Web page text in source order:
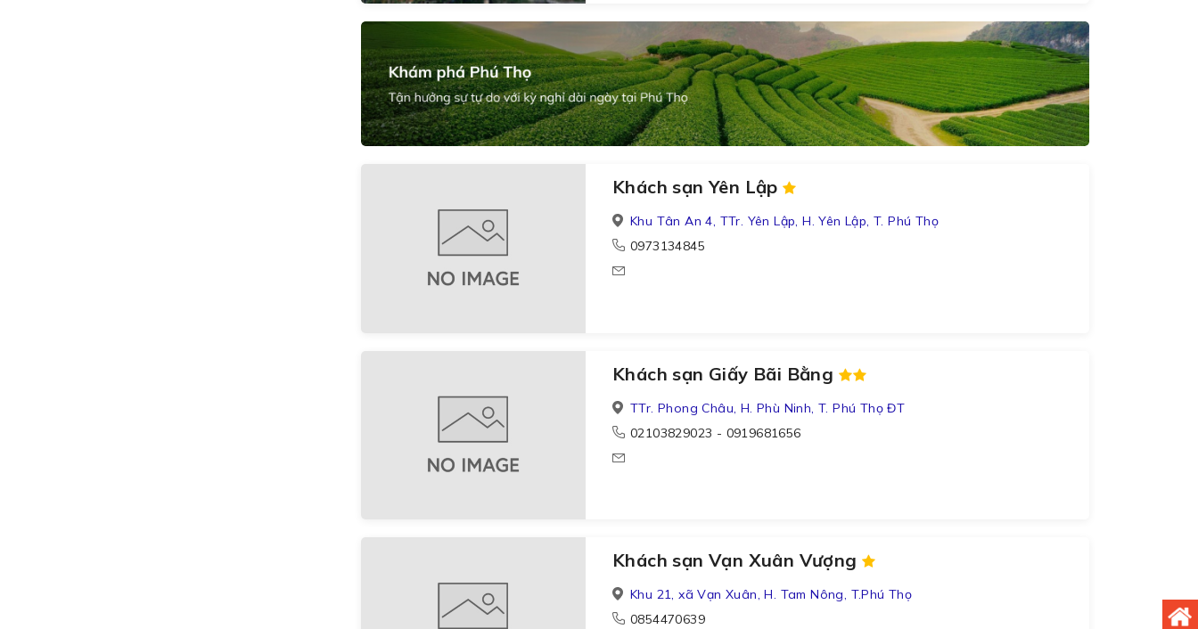
Khách sạn Yên Lập
Khu Tân An 4, TTr. Yên Lập, H. Yên Lập, T. Phú Thọ
0973134845
Khách sạn Giấy Bãi Bằng
TTr. Phong Châu, H. Phù Ninh, T. Phú Thọ ĐT
02103829023 - 0919681656
Khách sạn Vạn Xuân Vượng
Khu 21, xã Vạn Xuân, H. Tam Nông, T.Phú Thọ
0854470639